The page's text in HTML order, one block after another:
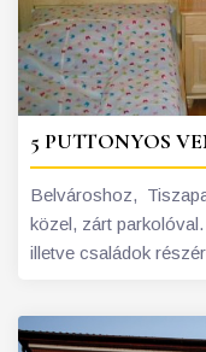
5 PUTTONYOS
Belvároshoz,
közel, zárt
illetve családok